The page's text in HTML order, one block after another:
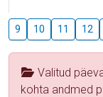
9 10 11 12
Valitud
kohta andmed